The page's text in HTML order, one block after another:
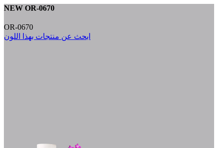
NEW OR-0670
OR-0670
ابحث عن منتجات بهذا اللون